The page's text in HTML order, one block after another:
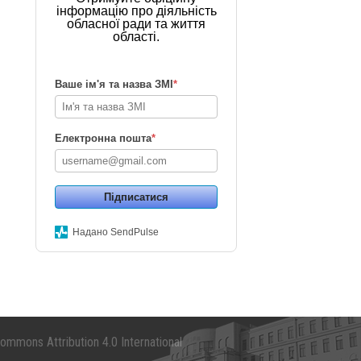
інформацію про діяльність
обласної ради та життя
області.
Ваше ім'я та назва ЗМІ*
Електронна пошта*
Підписатися
Надано SendPulse
Attribution 4.0 International